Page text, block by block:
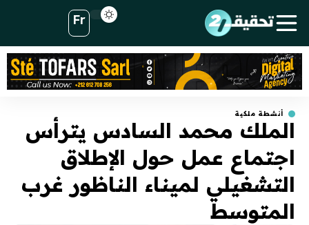
Fr
أنشطة ملكية
الملك محمد السادس يترأس
اجتماع عمل حول الإطلاق
التشغيلي لميناء الناظور غرب
المتوسط